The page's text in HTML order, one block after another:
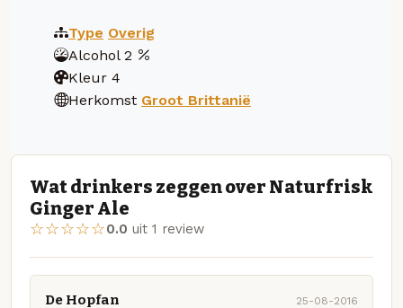
Type Overig
Alcohol 2
Kleur 4
Herkomst Groot Brittanië
Wat drinkers zeggen over Naturfrisk
Ginger Ale
☆☆☆☆☆0.0 uit 1 review
De Hopfan 25-08-2016